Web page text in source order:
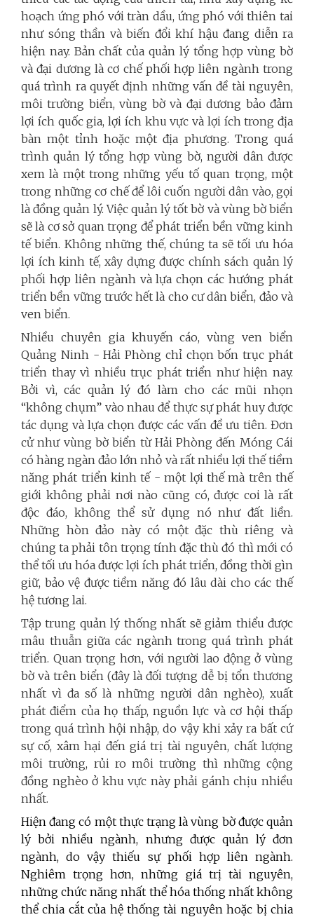
hoạch ứng phó với tràn dầu, ứng phó với thiên tai
như sóng thần và biến đổi khí hậu đang diễn ra
hiện nay. Bản chất của quản lý tổng hợp vùng bờ
và đại dương là cơ chế phối hợp liên ngành trong
quá trình ra quyết định những vấn đề tài nguyên,
môi trường biển, vùng bờ và đại dương bảo đảm
lợi ích quốc gia, lợi ích khu vực và lợi ích trong địa
bàn một tỉnh hoặc một địa phương. Trong quá
trình quản lý tổng hợp vùng bờ, người dân được
xem là một trong những yếu tố quan trọng, một
trong những cơ chế để lôi cuốn người dân vào, gọi
là đồng quản lý. Việc quản lý tốt bờ và vùng bờ biển
sẽ là cơ sở quan trọng để phát triển bền vững kinh
tế biển. Không những thế, chúng ta sẽ tối ưu hóa
lợi ích kinh tế, xây dựng được chính sách quản lý
phối hợp liên ngành và lựa chọn các hướng phát
triển bền vững trước hết là cho cư dân biển, đảo và
ven biển.
Nhiều chuyên gia khuyến cáo, vùng ven biển
Quảng Ninh - Hải Phòng chỉ chọn bốn trục phát
triển thay vì nhiều trục phát triển như hiện nay.
Bởi vì, các quản lý đó làm cho các mũi nhọn
“không chụm” vào nhau để thực sự phát huy được
tác dụng và lựa chọn được các vấn đề ưu tiên. Đơn
cử như vùng bờ biển từ Hải Phòng đến Móng Cái
có hàng ngàn đảo lớn nhỏ và rất nhiều lợi thế tiềm
năng phát triển kinh tế - một lợi thế mà trên thế
giới không phải nơi nào cũng có, được coi là rất
độc đáo, không thể sử dụng nó như đất liền.
Những hòn đảo này có một đặc thù riêng và
chúng ta phải tôn trọng tính đặc thù đó thì mới có
thể tối ưu hóa được lợi ích phát triển, đồng thời gìn
giữ, bảo vệ được tiềm năng đó lâu dài cho các thế
hệ tương lai.
Tập trung quản lý thống nhất sẽ giảm thiểu được
mâu thuẫn giữa các ngành trong quá trình phát
triển. Quan trọng hơn, với người lao động ở vùng
bờ và trên biển (đây là đối tượng dễ bị tổn thương
nhất vì đa số là những người dân nghèo), xuất
phát điểm của họ thấp, nguồn lực và cơ hội thấp
trong quá trình hội nhập, do vậy khi xảy ra bất cứ
sự cố, xâm hại đến giá trị tài nguyên, chất lượng
môi trường, rủi ro môi trường thì những cộng
đồng nghèo ở khu vực này phải gánh chịu nhiều
nhất.
Hiện đang có một thực trạng là vùng bờ được quản
lý bởi nhiều ngành, nhưng được quản lý đơn
ngành, do vậy thiếu sự phối hợp liên ngành.
Nghiêm trọng hơn, những giá trị tài nguyên,
những chức năng nhất thể hóa thống nhất không
thể chia cắt của hệ thống tài nguyên hoặc bị chia